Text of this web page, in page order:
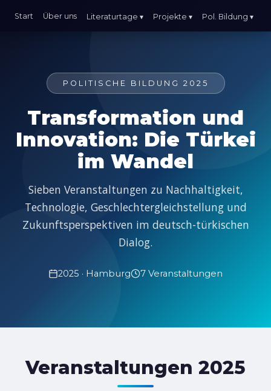
Start Über uns Literaturtage ▾ Projekte ▾ Pol. Bildung ▾
POLITISCHE BILDUNG 2025
Transformation und
Innovation: Die Türkei
im Wandel
Sieben Veranstaltungen zu Nachhaltigkeit,
Technologie, Geschlechtergleichstellung und
Zukunftsperspektiven im deutsch-türkischen
Dialog.
2025 · Hamburg 7 Veranstaltungen
Veranstaltungen 2025